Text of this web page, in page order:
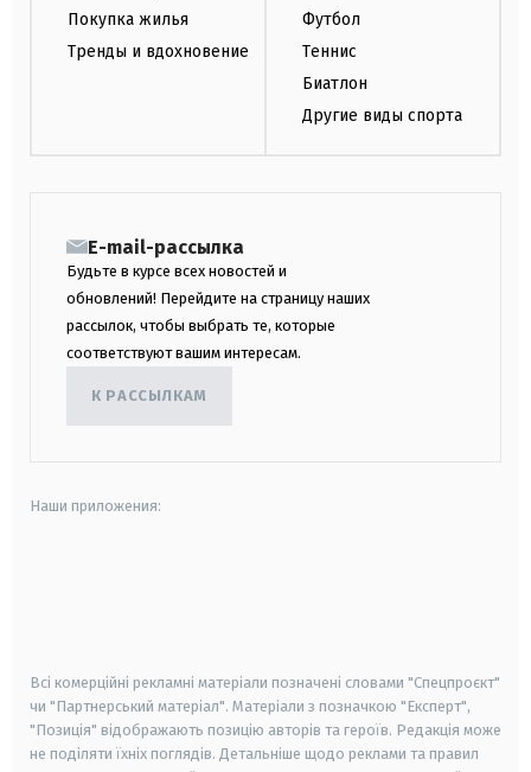
Покупка жилья
Тренды и вдохновение
Футбол
Теннис
Биатлон
Другие виды спорта
E-mail-рассылка
Будьте в курсе всех новостей и
обновлений! Перейдите на страницу наших
рассылок, чтобы выбрать те, которые
соответствуют вашим интересам.
К РАССЫЛКАМ
Наши приложения:
Всі комерційні рекламні матеріали позначені словами "Спецпроєкт"
чи "Партнерський матеріал". Матеріали з позначкою "Експерт",
"Позиція" відображають позицію авторів та героїв. Редакція може
не поділяти їхніх поглядів. Детальніше щодо реклами та правил